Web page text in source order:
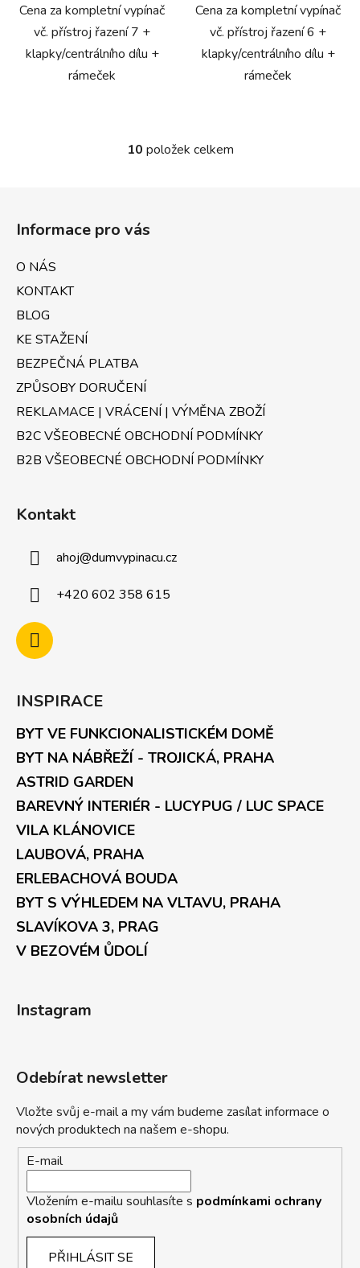
Cena za kompletní vypínač
vč. přístroj řazení 7 +
klapky/centrálního dílu +
rámeček
Cena za kompletní vypínač
vč. přístroj řazení 6 +
klapky/centrálního dílu +
rámeček
O
ý
p
i
s
10 položek celkem
Informace pro vás
O NÁS
KONTAKT
BLOG
KE STAŽENÍ
BEZPEČNÁ PLATBA
ZPŮSOBY DORUČENÍ
REKLAMACE | VRÁCENÍ | VÝMĚNA ZBOŽÍ
B2C VŠEOBECNÉ OBCHODNÍ PODMÍNKY
B2B VŠEOBECNÉ OBCHODNÍ PODMÍNKY
Kontakt
ahoj@dumvypinacu.cz
+420 602 358 615
INSPIRACE
BYT VE FUNKCIONALISTICKÉM DOMĚ
BYT NA NÁBŘEŽÍ - TROJICKÁ, PRAHA
ASTRID GARDEN
BAREVNÝ INTERIÉR - LUCYPUG / LUC SPACE
VILA KLÁNOVICE
LAUBOVÁ, PRAHA
ERLEBACHOVÁ BOUDA
BYT S VÝHLEDEM NA VLTAVU, PRAHA
SLAVÍKOVA 3, PRAG
V BEZOVÉM ŮDOLÍ
Instagram
Odebírat newsletter
Vložte svůj e-mail a my vám budeme zasílat informace o
nových produktech na našem e-shopu.
E-mail
Vložením e-mailu souhlasíte s podmínkami ochrany
osobních údajů
PŘIHLÁSIT SE